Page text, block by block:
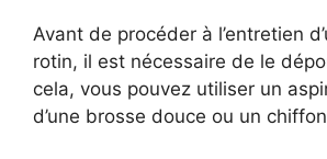
Avant de procéder à l’entretien
rotin, il est nécessaire de le
cela, vous pouvez utiliser un
d’une brosse douce ou un